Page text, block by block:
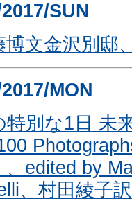
SUN
博文金沢別邸
MON
特別な1日 未
、edited by
、村田綾子